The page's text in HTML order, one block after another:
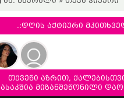
.:დღის აქტიური
თქვენი აზრით,
ასაკშია მიზანშეწონილი